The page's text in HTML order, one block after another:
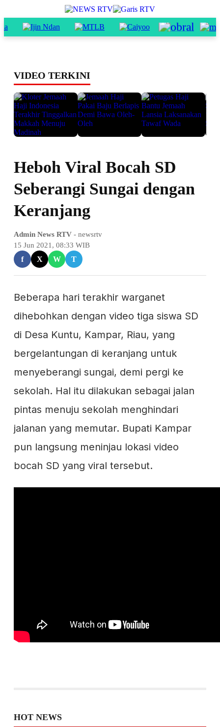
VIDEO TERKINI
Heboh Viral Bocah SD
Seberangi Sungai dengan
Keranjang
Admin News RTV - newsrtv
15 Jun 2021, 08:33 WIB
f X W T
Beberapa hari terakhir warganet
dihebohkan dengan video tiga siswa SD
di Desa Kuntu, Kampar, Riau, yang
bergelantungan di keranjang untuk
menyeberangi sungai, demi pergi ke
sekolah. Hal itu dilakukan sebagai jalan
pintas menuju sekolah menghindari
jalanan yang memutar. Bupati Kampar
pun langsung meninjau lokasi video
bocah SD yang viral tersebut.
HOT NEWS